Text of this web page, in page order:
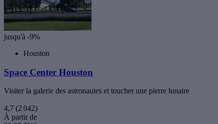
jusqu'à -9%
Houston
Space Center Houston
Visiter la galerie des astronautes et toucher une pierre lunaire
4,7 (2 042)
À partir de